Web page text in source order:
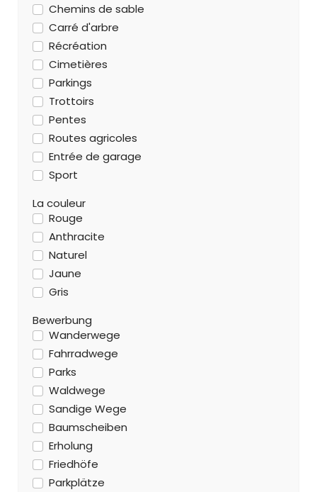
Chemins de sable
Carré d'arbre
Récréation
Cimetières
Parkings
Trottoirs
Pentes
Routes agricoles
Entrée de garage
Sport
La couleur
Rouge
Anthracite
Naturel
Jaune
Gris
Bewerbung
Wanderwege
Fahrradwege
Parks
Waldwege
Sandige Wege
Baumscheiben
Erholung
Friedhöfe
Parkplätze